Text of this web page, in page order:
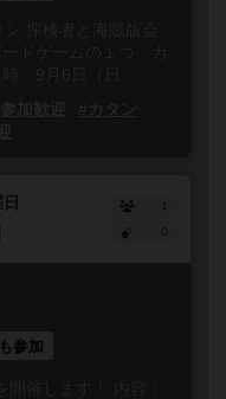
探検者と海賊版会
ードゲームの１つ カ
：9月6日（日...
加歓迎
#カタン
1
参加
催します！ 内容：